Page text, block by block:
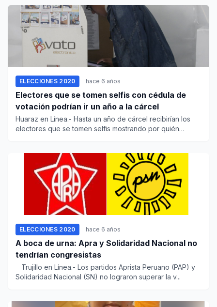
ELECCIONES 2020 hace 6 años
Electores que se tomen selfis con cédula de
votación podrían ir un año a la cárcel
Huaraz en Línea.- Hasta un año de cárcel recibirían los
electores que se tomen selfis mostrando por quién
ELECCIONES 2020 hace 6 años
A boca de urna: Apra y Solidaridad Nacional no
tendrían congresistas
Trujillo en Línea.- Los partidos Aprista Peruano (PAP) y
Solidaridad Nacional (SN) no lograron superar la v...